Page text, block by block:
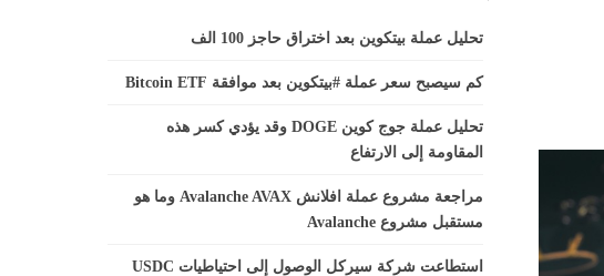
تحليل عملة بيتكوين بعد اختراق حاجز 100 الف
كم سيصبح سعر عملة #بيتكوين بعد موافقة Bitcoin ETF
تحليل عملة جوج كوين DOGE وقد يؤدي كسر هذه
المقاومة إلى الارتفاع
مراجعة مشروع عملة افلانش Avalanche AVAX وما هو
مستقبل مشروع Avalanche
استطاعت شركة سيركل الوصول إلى احتياطيات USDC